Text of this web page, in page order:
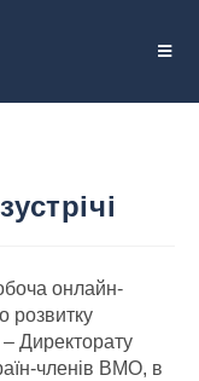
онлайн-
розвитку
– Директорату
членів ВМО, в